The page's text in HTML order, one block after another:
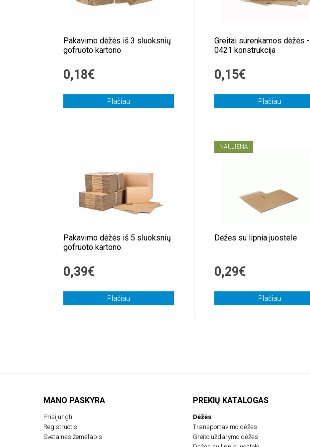
Pakavimo dėžės iš 3 sluoksnių
gofruoto kartono
0,18€
Plačiau
Greitai surenkamos dėžės -
0421 konstrukcija
0,15€
Plačiau
Pakavimo dėžės iš 5 sluoksnių
gofruoto kartono
0,39€
Plačiau
NAUJIENA
Dėžės su lipnia juostele
0,29€
Plačiau
MANO PASKYRA
Prisijungti
Registruotis
Svetainės žemėlapis
PREKIŲ KATALOGAS
Dėžės
Transportavimo dėžės
Greito uždarymo dėžės